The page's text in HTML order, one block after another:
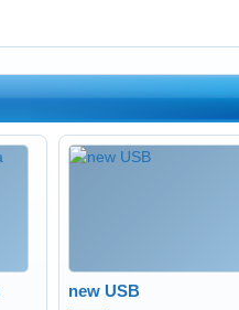
new USB